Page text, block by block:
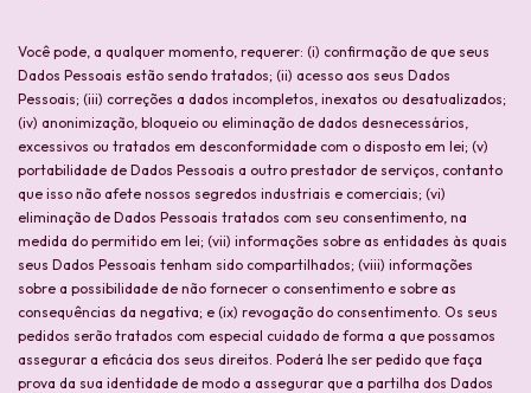
Você pode, a qualquer momento, requerer: (i) confirmação de que seus
Dados Pessoais estão sendo tratados; (ii) acesso aos seus Dados
Pessoais; (iii) correções a dados incompletos, inexatos ou desatualizados;
(iv) anonimização, bloqueio ou eliminação de dados desnecessários,
excessivos ou tratados em desconformidade com o disposto em lei; (v)
portabilidade de Dados Pessoais a outro prestador de serviços, contanto
que isso não afete nossos segredos industriais e comerciais; (vi)
eliminação de Dados Pessoais tratados com seu consentimento, na
medida do permitido em lei; (vii) informações sobre as entidades às quais
seus Dados Pessoais tenham sido compartilhados; (viii) informações
sobre a possibilidade de não fornecer o consentimento e sobre as
consequências da negativa; e (ix) revogação do consentimento. Os seus
pedidos serão tratados com especial cuidado de forma a que possamos
assegurar a eficácia dos seus direitos. Poderá lhe ser pedido que faça
prova da sua identidade de modo a assegurar que a partilha dos Dados